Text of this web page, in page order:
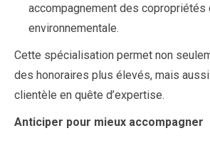
accompagnement des copropriétés
environnementale.
Cette spécialisation permet non
des honoraires plus élevés, mais
clientèle en quête d’expertise.
Anticiper pour mieux accompagner